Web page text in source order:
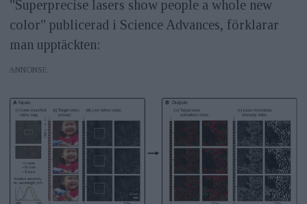
"Superprecise lasers show people a whole new
color" publicerad i Science Advances, förklarar
man upptäckten:
ANNONS